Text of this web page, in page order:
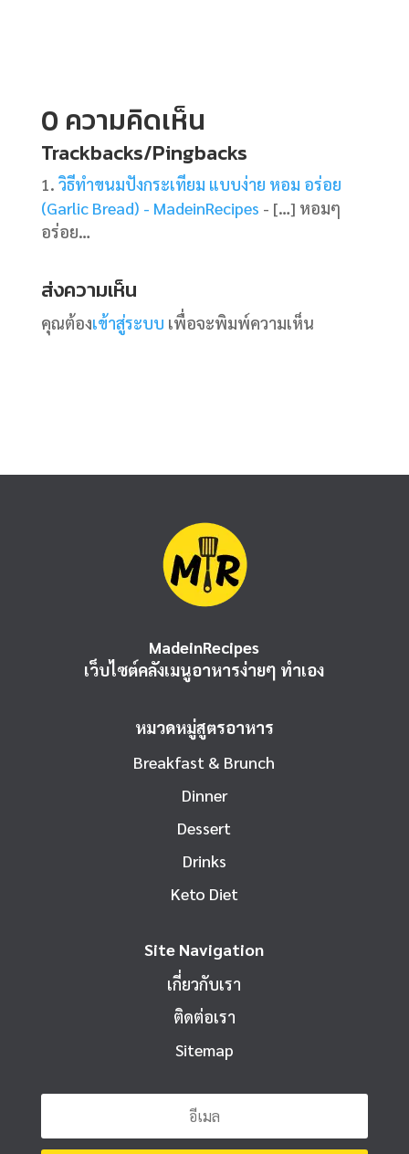
0 ความคิดเห็น
Trackbacks/Pingbacks
วิธีทำขนมปังกระเทียม แบบง่าย หอม อร่อย
(Garlic Bread) - MadeinRecipes - […] หอมๆ
อร่อย…
ส่งความเห็น
คุณต้องเข้าสู่ระบบ เพื่อจะพิมพ์ความเห็น
MadeinRecipes
เว็บไซต์คลังเมนูอาหารง่ายๆ ทำเอง
หมวดหมู่สูตรอาหาร
Breakfast & Brunch
Dinner
Dessert
Drinks
Keto Diet
Site Navigation
เกี่ยวกับเรา
ติดต่อเรา
Sitemap